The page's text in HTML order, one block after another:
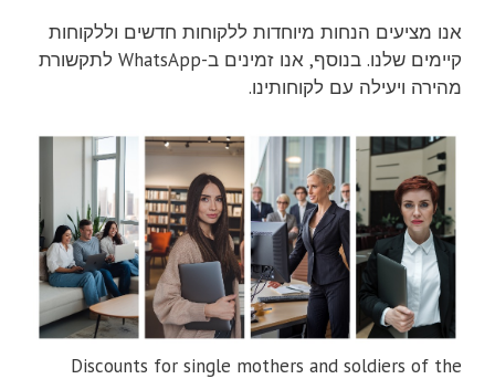
אנו מציעים הנחות מיוחדות ללקוחות חדשים וללקוחות
קיימים שלנו. בנוסף, אנו זמינים ב-WhatsApp לתקשורת
מהירה ויעילה עם לקוחותינו.
Discounts for single mothers and soldiers of the